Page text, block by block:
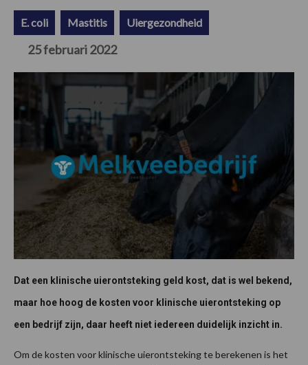
E. coli Mastitis Uiergezondheid
25 februari 2022
Dat een klinische uierontsteking geld kost, dat is wel bekend,
maar hoe hoog de kosten voor klinische uierontsteking op
een bedrijf zijn, daar heeft niet iedereen duidelijk inzicht in.
Om de kosten voor klinische uierontsteking te berekenen is het